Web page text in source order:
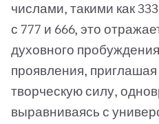
числами, такими как
с 777 и 666, это
духовного
проявления,
творческую силу,
выравниваясь с